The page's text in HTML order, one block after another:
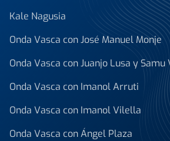
Kale Nagusia
Onda Vasca con José Manuel Monje
Onda Vasca con Juanjo Lusa y
Onda Vasca con Imanol Arruti
Onda Vasca con Imanol Vilella
Onda Vasca con Ángel Plaza